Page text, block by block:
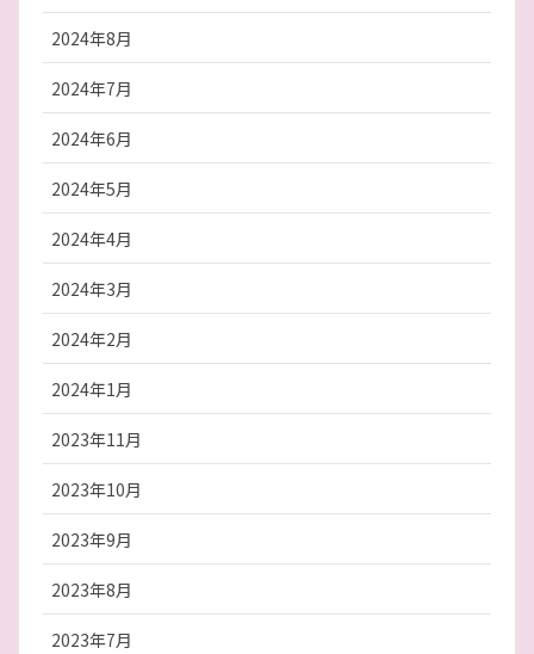
2024年8月
2024年7月
2024年6月
2024年5月
2024年4月
2024年3月
2024年2月
2024年1月
2023年11月
2023年10月
2023年9月
2023年8月
2023年7月